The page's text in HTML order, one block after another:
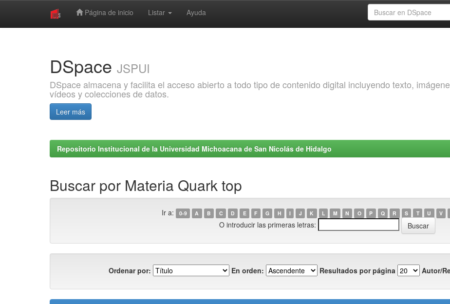
Página de inicio Listar Ayuda
DSpace JSPUI
DSpace almacena y facilita el acceso abierto a todo tipo de contenido digital incluyendo texto,
vídeos y colecciones de datos.
Leer más
Repositorio Institucional de la Universidad Michoacana de San Nicolás de Hidalgo
Buscar por Materia Quark top
Ir a: 0-9 A B C D E F G H I J K L M N O P Q R S T U V
O introducir las primeras letras:
Ordenar por: En orden: Resultados por página Autor/